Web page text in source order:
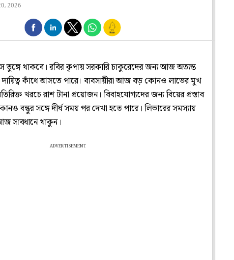
2026
থাকবে। রবির কৃপায় সরকারি চাকুরেদের জন্য আজ অত্যন্ত
কাঁধে আসতে পারে। ব্যবসায়ীরা আজ বড় কোনও লাভের মুখ
খরচে রাশ টানা প্রয়োজন। বিবাহযোগ্যদের জন্য বিয়ের প্রস্তাব
বন্ধুর সঙ্গে দীর্ঘ সময় পর দেখা হতে পারে। লিভারের সমস্যায়
সাবধানে থাকুন।
ADVERTISEMENT